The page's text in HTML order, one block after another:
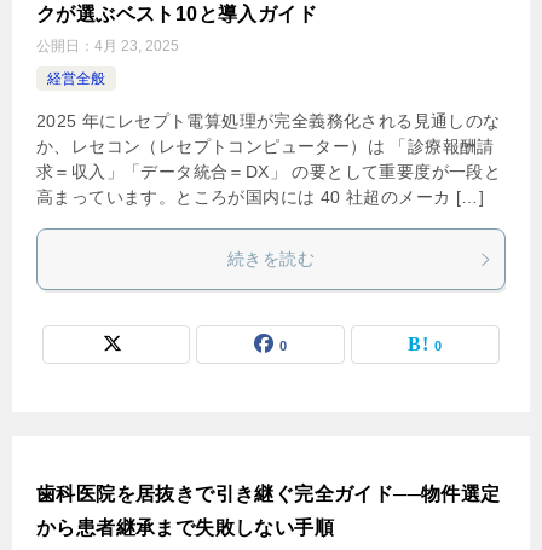
クが選ぶベスト10と導入ガイド
公開日： 4月 23, 2025
経営全般
2025 年にレセプト電算処理が完全義務化される見通しのな
か、レセコン（レセプトコンピューター）は 「診療報酬請
求＝収入」「データ統合＝DX」 の要として重要度が一段と
高まっています。ところが国内には 40 社超のメーカ […]
続きを読む
0 0
歯科医院を居抜きで引き継ぐ完全ガイド──物件選定
から患者継承まで失敗しない手順